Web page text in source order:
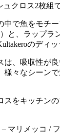
クロス2枚組
中で魚をモチ
と、ラップラ
のディッ
は、吸収性が
様々なシーン
スをキッチン
– マリメッコ /